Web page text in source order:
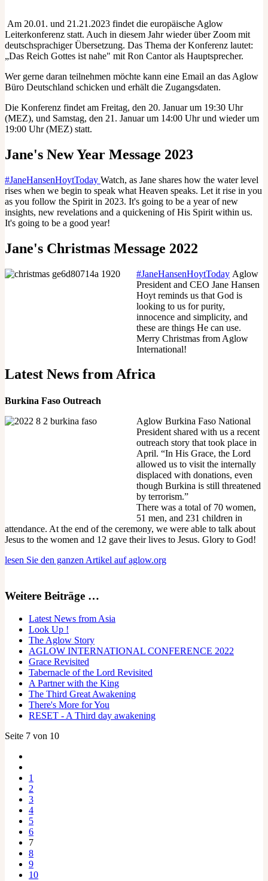
Am 20.01. und 21.21.2023 findet die europäische Aglow
Leiterkonferenz statt. Auch in diesem Jahr wieder über Zoom mit
deutschsprachiger Übersetzung. Das Thema der Konferenz lautet:
„Das Reich Gottes ist nahe" mit Ron Cantor als Hauptsprecher.
Wer gerne daran teilnehmen möchte kann eine Email an das Aglow
Büro Deutschland schicken und erhält die Zugangsdaten.
Die Konferenz findet am Freitag, den 20. Januar um 19:30 Uhr
(MEZ), und Samstag, den 21. Januar um 14:00 Uhr und wieder um
19:00 Uhr (MEZ) statt.
Jane's New Year Message 2023
#JaneHansenHoytToday Watch, as Jane shares how the water level
rises when we begin to speak what Heaven speaks. Let it rise in you
as you follow the Spirit in 2023. It's going to be a year of new
insights, new revelations and a quickening of His Spirit within us.
It's going to be a good year!
Jane's Christmas Message 2022
#JaneHansenHoytToday Aglow
President and CEO Jane Hansen
Hoyt reminds us that God is
looking to us for purity,
innocence and simplicity, and
these are things He can use.
Merry Christmas from Aglow
International!
Latest News from Africa
Burkina Faso Outreach
Aglow Burkina Faso National
President shared with us a recent
outreach story that took place in
April. “In His Grace, the Lord
allowed us to visit the internally
displaced with donations, even
though Burkina is still threatened
by terrorism.”
There was a total of 70 women,
51 men, and 231 children in
attendance. At the end of the ceremony, we were able to talk about
Jesus to the women and 12 gave their lives to Jesus. Glory to God!
lesen Sie den ganzen Artikel auf aglow.org
Weitere Beiträge …
Latest News from Asia
Look Up !
The Aglow Story
AGLOW INTERNATIONAL CONFERENCE 2022
Grace Revisited
Tabernacle of the Lord Revisited
A Partner with the King
The Third Great Awakening
There's More for You
RESET - A Third day awakening
Seite 7 von 10
1
2
3
4
5
6
7
8
9
10